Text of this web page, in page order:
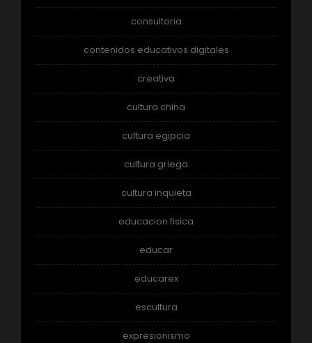
consultoria
contenidos educativos digitales
creativa
cultura china
cultura egipcia
cultura griega
cultura inquieta
educacion fisica
educar
educarex
escultura
expresionismo